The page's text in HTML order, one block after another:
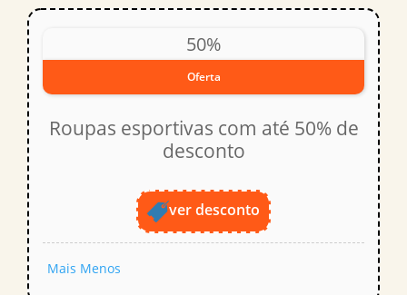
50%
Oferta
Roupas esportivas com até 50% de
desconto
ver desconto
Mais Menos